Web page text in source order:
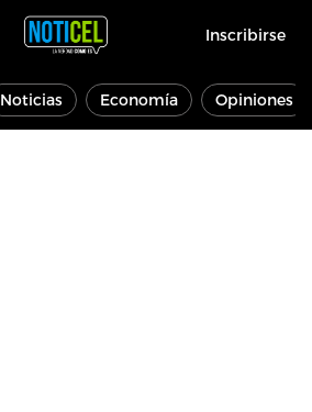
Inscribirse
Noticias Economía Opiniones